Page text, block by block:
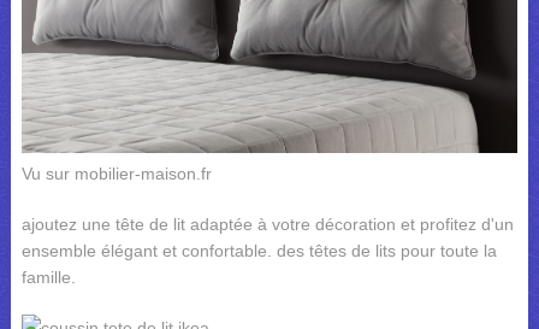
Vu sur mobilier-maison.fr
ajoutez une tête de lit adaptée à votre décoration et profitez d'un
ensemble élégant et confortable. des têtes de lits pour toute la
famille.